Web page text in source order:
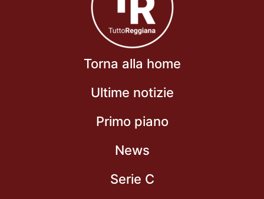
Torna alla home
Ultime notizie
Primo piano
News
Serie C